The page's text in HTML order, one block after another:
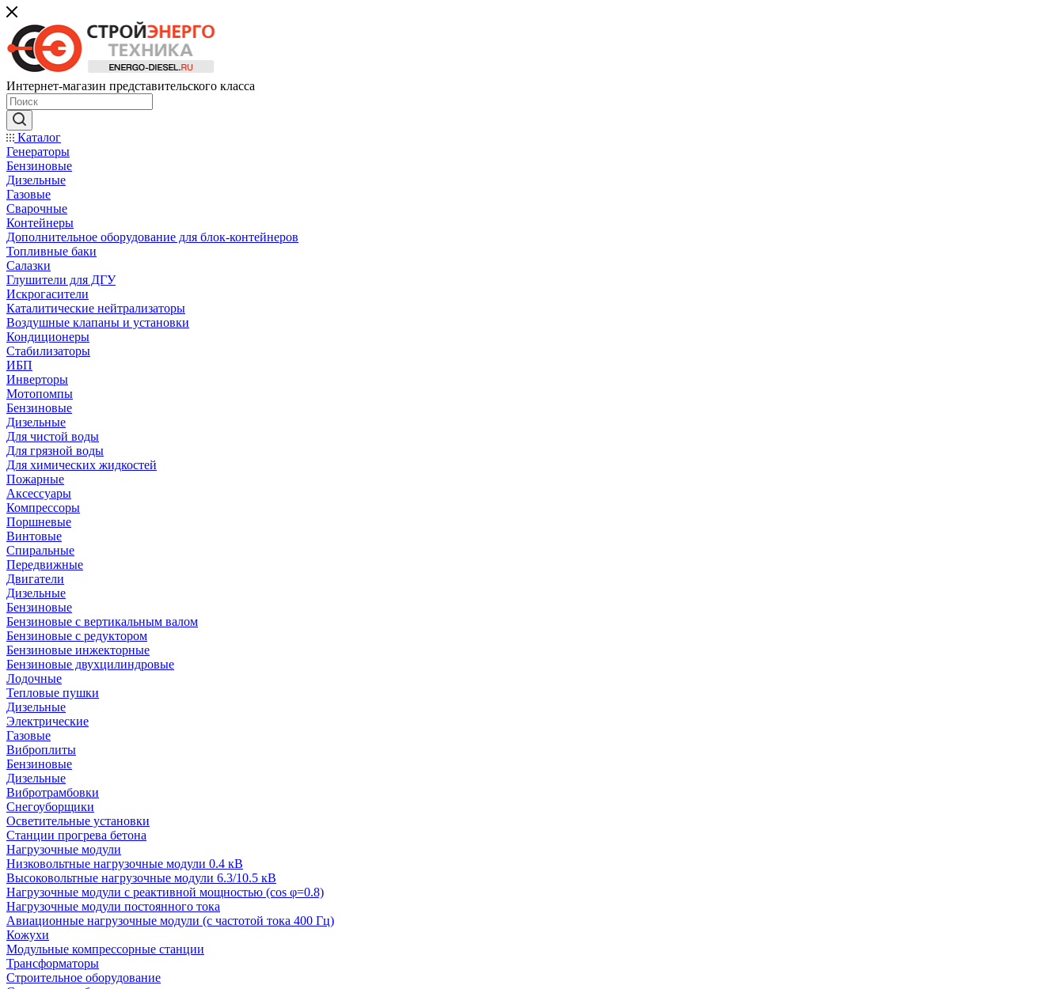
Интернет-магазин представительского класса
Каталог
Генераторы
Бензиновые
Дизельные
Газовые
Сварочные
Контейнеры
Дополнительное оборудование для блок-контейнеров
Топливные баки
Салазки
Глушители для ДГУ
Искрогасители
Каталитические нейтрализаторы
Воздушные клапаны и установки
Кондиционеры
Стабилизаторы
ИБП
Инверторы
Мотопомпы
Бензиновые
Дизельные
Для чистой воды
Для грязной воды
Для химических жидкостей
Пожарные
Аксессуары
Компрессоры
Поршневые
Винтовые
Спиральные
Передвижные
Двигатели
Дизельные
Бензиновые
Бензиновые с вертикальным валом
Бензиновые с редуктором
Бензиновые инжекторные
Бензиновые двухцилиндровые
Лодочные
Тепловые пушки
Дизельные
Электрические
Газовые
Виброплиты
Бензиновые
Дизельные
Вибротрамбовки
Снегоуборщики
Осветительные установки
Станции прогрева бетона
Нагрузочные модули
Низковольтные нагрузочные модули 0.4 кВ
Высоковольтные нагрузочные модули 6.3/10.5 кВ
Нагрузочные модули с реактивной мощностью (cos φ=0.8)
Нагрузочные модули постоянного тока
Авиационные нагрузочные модули (с частотой тока 400 Гц)
Кожухи
Модульные компрессорные станции
Трансформаторы
Строительное оборудование